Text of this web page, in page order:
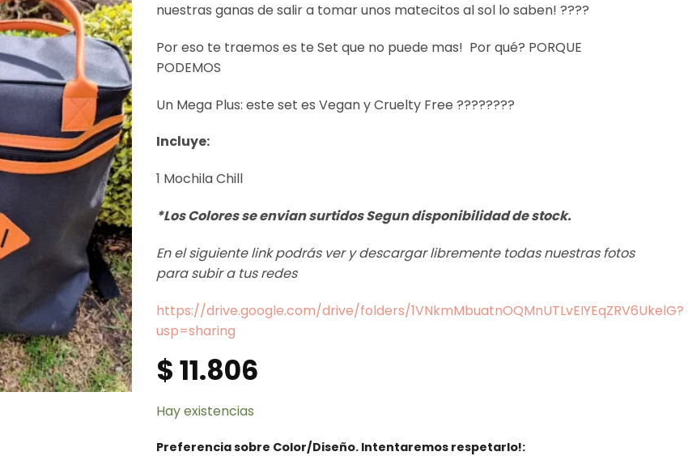
nuestras ganas de salir a tomar unos matecitos al sol lo saben! ????
Por eso te traemos es te Set que no puede mas! Por qué? PORQUE
PODEMOS
Un Mega Plus: este set es Vegan y Cruelty Free ????????
Incluye:
1 Mochila Chill
*Los Colores se envian surtidos Segun disponibilidad de stock.
En el siguiente link podrás ver y descargar libremente todas nuestras fotos
para subir a tus redes
https://drive.google.com/drive/folders/1VNkmMbuatnOQMnUTLvEIYEqZRV6UkelG?
usp=sharing
$11.806
Hay existencias
Preferencia sobre Color/Diseño. Intentaremos respetarlo!: